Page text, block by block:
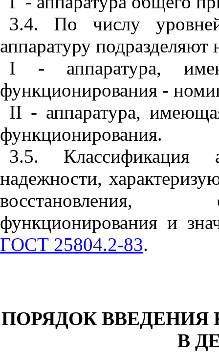
3.4. По числу уровней
аппаратуру подразделяют
I - аппаратура,
функционирования -
II - аппаратура,
функционирования.
3.5. Классификация
надежности,
восстановления,
функционирования и
ГОСТ 25804.2-83.
ПОРЯДОК ВВЕДЕНИЯ
В